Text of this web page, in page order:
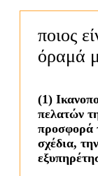
ποιος
όραμά
(1)
πελατών
προσφορά
σχέδια,